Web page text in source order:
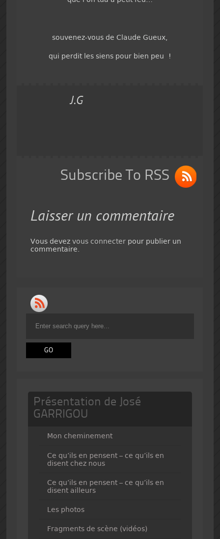
souvenez-vous de Claude Gueux,
qui perdit les siens pour bien peu !
J.G
Subscribe To RSS
Laisser un commentaire
Vous devez vous connecterpour publier un
commentaire.
Présentation de José
GARRIGOU
Mon cheminement
Ce qu’ils en pensent – ce qu’ils en
disent chez nous
Ce qu’ils en pensent – ce qu’ils en
disent ailleurs
Les photos
Fragments de scène (vidéos)